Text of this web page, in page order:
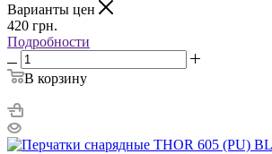
Варианты цен
420 грн.
Подробности
В корзину